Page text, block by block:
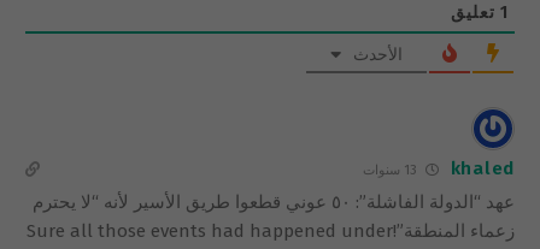
1 تعليق
الأحدث
khaled
عهد “الدولة الفاشلة”: ٥٠ عوني قطعوا طريق الأسير لأنه “لا يحترم
زعماء المنطقة”!Sure all those events had happened under